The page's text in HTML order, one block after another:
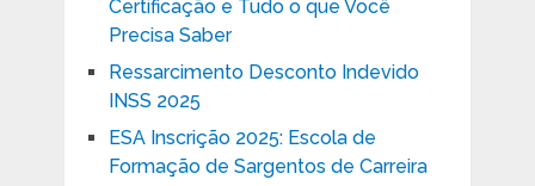
Certificação e Tudo o que Você
Precisa Saber
Ressarcimento Desconto Indevido
INSS 2025
ESA Inscrição 2025: Escola de
Formação de Sargentos de Carreira